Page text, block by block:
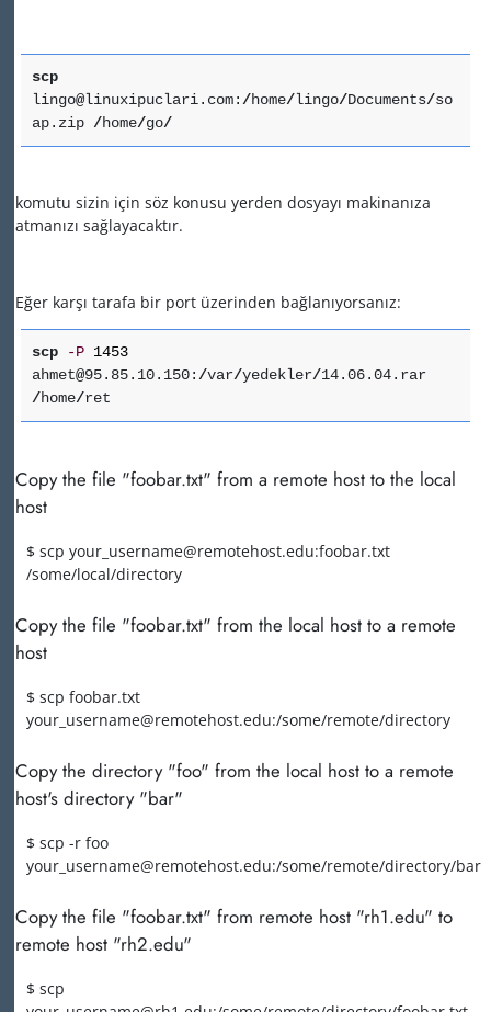
scp
lingo@linuxipuclari.com:/home/lingo/Documents/so
ap.zip /home/go/
komutu sizin için söz konusu yerden dosyayı makinanıza
atmanızı sağlayacaktır.
Eğer karşı tarafa bir port üzerinden bağlanıyorsanız:
scp -P 1453
ahmet@95.85.10.150:/var/yedekler/14.06.04.rar
/home/ret
Copy the file "foobar.txt" from a remote host to the local
host
$ scp your_username@remotehost.edu:foobar.txt
/some/local/directory
Copy the file "foobar.txt" from the local host to a remote
host
$ scp foobar.txt
your_username@remotehost.edu:/some/remote/directory
Copy the directory "foo" from the local host to a remote
host's directory "bar"
$ scp -r foo
your_username@remotehost.edu:/some/remote/directory/bar
Copy the file "foobar.txt" from remote host "rh1.edu" to
remote host "rh2.edu"
$ scp